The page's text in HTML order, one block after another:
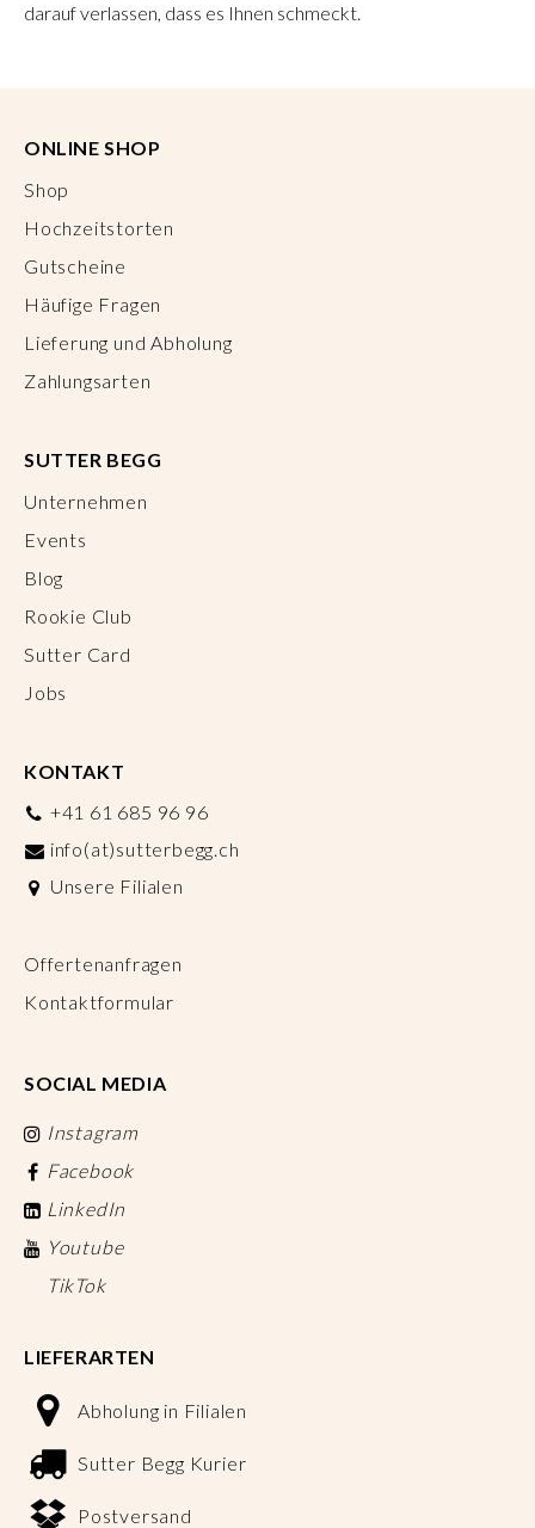
darauf verlassen, dass es Ihnen schmeckt.
ONLINE SHOP
Shop
Hochzeitstorten
Gutscheine
Häufige Fragen
Lieferung und Abholung
Zahlungsarten
SUTTER BEGG
Unternehmen
Events
Blog
Rookie Club
Sutter Card
Jobs
KONTAKT
+41 61 685 96 96
info(at)sutterbegg.ch
Unsere Filialen
Offertenanfragen
Kontaktformular
SOCIAL MEDIA
Instagram
Facebook
LinkedIn
Youtube
TikTok
LIEFERARTEN
Abholung in Filialen
Sutter Begg Kurier
Postversand